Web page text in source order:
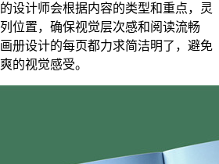
设计师会根据内容的类型和重点，灵
位置，确保视觉层次感和阅读流畅
册设计的每页都力求简洁明了，避免
的视觉感受。